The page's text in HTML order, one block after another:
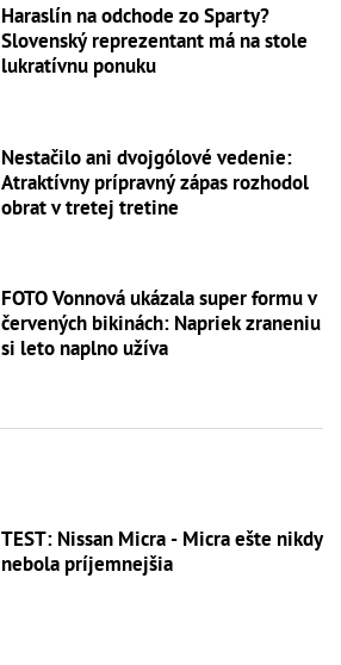
Haraslín na odchode zo Sparty?
Slovenský reprezentant má na stole
lukratívnu ponuku
Nestačilo ani dvojgólové vedenie:
Atraktívny prípravný zápas rozhodol
obrat v tretej tretine
FOTO Vonnová ukázala super formu v
červených bikinách: Napriek zraneniu
si leto naplno užíva
TEST: Nissan Micra - Micra ešte nikdy
nebola príjemnejšia